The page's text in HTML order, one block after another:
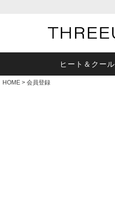
ヒート＆クール
HOME 会員登録